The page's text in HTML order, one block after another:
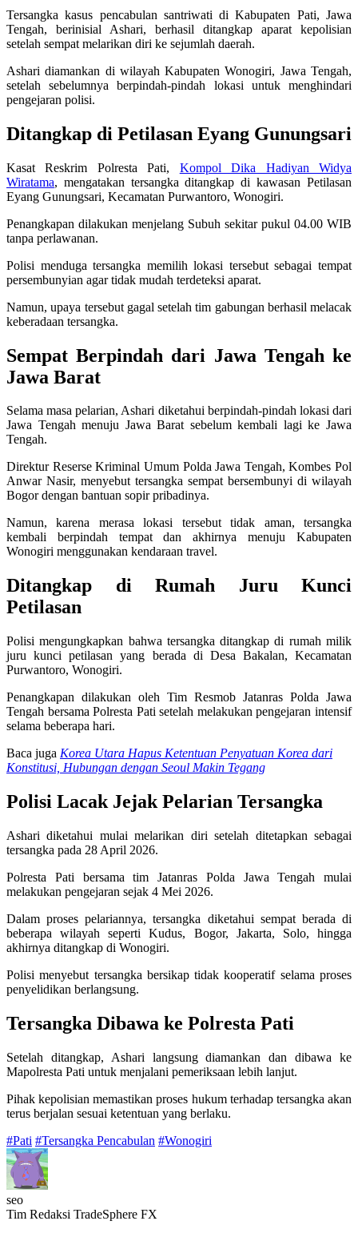
Tersangka kasus pencabulan santriwati di Kabupaten Pati, Jawa
Tengah, berinisial Ashari, berhasil ditangkap aparat kepolisian
setelah sempat melarikan diri ke sejumlah daerah.
Ashari diamankan di wilayah Kabupaten Wonogiri, Jawa Tengah,
setelah sebelumnya berpindah-pindah lokasi untuk menghindari
pengejaran polisi.
Ditangkap di Petilasan Eyang Gunungsari
Kasat Reskrim Polresta Pati, Kompol Dika Hadiyan Widya
Wiratama, mengatakan tersangka ditangkap di kawasan Petilasan
Eyang Gunungsari, Kecamatan Purwantoro, Wonogiri.
Penangkapan dilakukan menjelang Subuh sekitar pukul 04.00 WIB
tanpa perlawanan.
Polisi menduga tersangka memilih lokasi tersebut sebagai tempat
persembunyian agar tidak mudah terdeteksi aparat.
Namun, upaya tersebut gagal setelah tim gabungan berhasil melacak
keberadaan tersangka.
Sempat Berpindah dari Jawa Tengah ke
Jawa Barat
Selama masa pelarian, Ashari diketahui berpindah-pindah lokasi dari
Jawa Tengah menuju Jawa Barat sebelum kembali lagi ke Jawa
Tengah.
Direktur Reserse Kriminal Umum Polda Jawa Tengah, Kombes Pol
Anwar Nasir, menyebut tersangka sempat bersembunyi di wilayah
Bogor dengan bantuan sopir pribadinya.
Namun, karena merasa lokasi tersebut tidak aman, tersangka
kembali berpindah tempat dan akhirnya menuju Kabupaten
Wonogiri menggunakan kendaraan travel.
Ditangkap di Rumah Juru Kunci
Petilasan
Polisi mengungkapkan bahwa tersangka ditangkap di rumah milik
juru kunci petilasan yang berada di Desa Bakalan, Kecamatan
Purwantoro, Wonogiri.
Penangkapan dilakukan oleh Tim Resmob Jatanras Polda Jawa
Tengah bersama Polresta Pati setelah melakukan pengejaran intensif
selama beberapa hari.
Baca juga Korea Utara Hapus Ketentuan Penyatuan Korea dari
Konstitusi, Hubungan dengan Seoul Makin Tegang
Polisi Lacak Jejak Pelarian Tersangka
Ashari diketahui mulai melarikan diri setelah ditetapkan sebagai
tersangka pada 28 April 2026.
Polresta Pati bersama tim Jatanras Polda Jawa Tengah mulai
melakukan pengejaran sejak 4 Mei 2026.
Dalam proses pelariannya, tersangka diketahui sempat berada di
beberapa wilayah seperti Kudus, Bogor, Jakarta, Solo, hingga
akhirnya ditangkap di Wonogiri.
Polisi menyebut tersangka bersikap tidak kooperatif selama proses
penyelidikan berlangsung.
Tersangka Dibawa ke Polresta Pati
Setelah ditangkap, Ashari langsung diamankan dan dibawa ke
Mapolresta Pati untuk menjalani pemeriksaan lebih lanjut.
Pihak kepolisian memastikan proses hukum terhadap tersangka akan
terus berjalan sesuai ketentuan yang berlaku.
#Pati #Tersangka Pencabulan #Wonogiri
seo
Tim Redaksi TradeSphere FX